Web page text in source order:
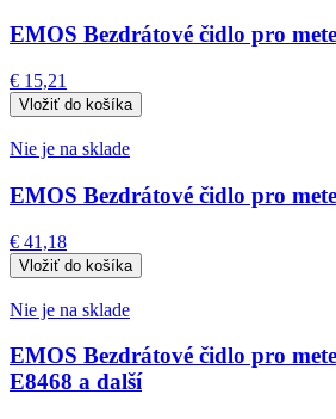
EMOS Bezdrátové čidlo pro
€ 15,21
Nie je na sklade
EMOS Bezdrátové čidlo pro
€ 41,18
Nie je na sklade
EMOS Bezdrátové čidlo pro
E8468 a další